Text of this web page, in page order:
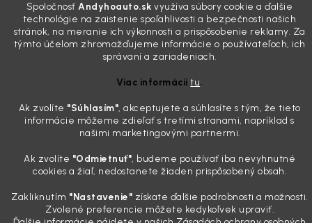
Spoločnosť Andyhoauto.sk využíva súbory cookie a ďalšie
technológie na zaistenie spoľahlivosti a bezpečnosti našich
stránok, na meranie ich výkonnosti a prispôsobenie reklamy. Za
týmto účelom zhromažďujeme informácie o používateľoch, ich
správaní a zariadeniach.
Viac informáciítu.
Ak zvolíte "Súhlasím", akceptujete a súhlasíte s tým, že tieto
informácie môžeme zdieľať s tretími stranami, napríklad s
našimi marketingovými partnermi.
Ak zvolíte "Odmietnuť", budeme používať iba nevyhnutné
cookies a žiaľ, nedostanete žiaden prispôsobený obsah.
Zakliknutím "Nastavenie" získate ďalšie podrobnosti a možnosti.
Zvolené preferencie môžete kedykoľvek upraviť.
Poznáte ten moment. Vonku svieti slnko, vy sedíte v čerstvo
„upratanom“ aute, no pri pohľade na palubnú dosku vás ide poraziť. V
mriežkach ventilácie, okolo tlačidiel a v švíkoch sedačiek na vás stále
drzo pozerá prach. Handra ani vysávač tam jednodu...
ktoré sa teraz reálne oplatia
31.7.2026
Sobotné ráno, káva v ruke a pred vami zaprášená kapota. Pre
niekoho nuda, pre nás najlepší relax. Lenže keď si v košíku spočítate
všetky tie fľaštičky, šampóny a utierky, výsledná suma vie poriadne
pokaziť náladu. Dobrá správa je, že aj profi výbava ...
Vytvoril Shoptet